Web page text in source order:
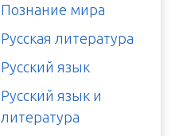
Познание мира
Русская литература
Русский язык
Русский язык и
литература